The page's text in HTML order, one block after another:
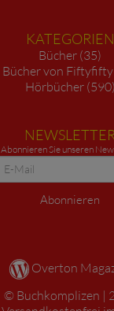
KATEGORIEN
Bücher (35)
Bücher von
Hörbücher (590)
NEWSLETTER
Abonnieren Sie unseren
Abonnieren
Overton
Buchkomplizen